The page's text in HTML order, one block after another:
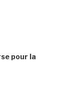
pour la